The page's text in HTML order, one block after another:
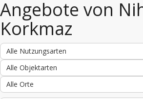
Angebote von
Korkmaz
Alle Nutzungsarten
Alle Objektarten
Alle Orte